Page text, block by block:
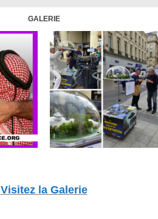
GALERIE
Visitez la Galerie